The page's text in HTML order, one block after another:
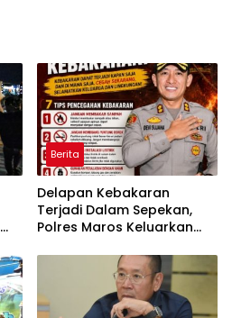
Berita
Delapan Kebakaran
Terjadi Dalam Sepekan,
Polres Maros Keluarkan
Masyarakat